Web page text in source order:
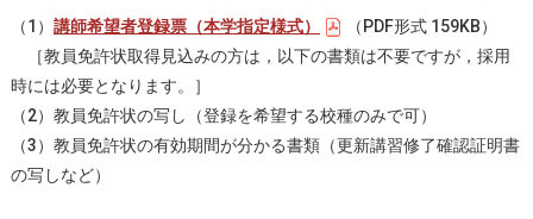
（1） 講師希望者登録票（本学指定様式）
（PDF形式 159KB）
［教員免許状取得見込みの方は，以下の書類は不要ですが，採用
時には必要となります。］
（2）教員免許状の写し（登録を希望する校種のみで可）
（3）教員免許状の有効期間が分かる書類（更新講習修了確認証明書
の写しなど）